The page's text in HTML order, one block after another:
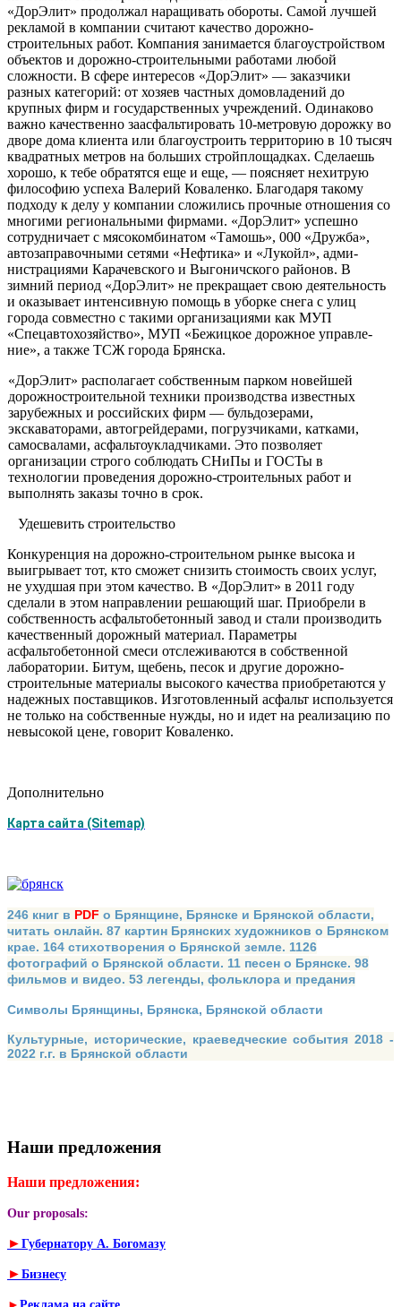
«ДорЭлит» продолжал наращи­вать обороты. Самой лучшей
рекламой в компании считают качество дорожно-
строительных работ. Компания занимается благоустройством
объектов и дорожно-строительными работами любой
сложности. В сфере интересов «ДорЭлит» — заказчики
разных категорий: от хозяев частных домовладений до
крупных фирм и государственных учрежде­ний. Одинаково
важно качественно заасфальтировать 10-метровую до­рожку во
дворе дома клиента или благоустроить территорию в 10 тысяч
квадратных метров на больших стройплощадках. Сделаешь
хорошо, к тебе обратятся еще и еще, — поясняет нехитрую
философию успе­ха Валерий Коваленко. Благодаря такому
подходу к делу у компании сложились прочные отношения со
многими региональными фирмами. «ДорЭлит» успешно
сотрудничает с мясокомбинатом «Тамошь», 000 «Дружба»,
автозаправочными сетями «Нефтика» и «Лукойл», адми­
нистрациями Карачевского и Выгоничского районов. В
зимний период «ДорЭлит» не прекращает свою деятельность
и оказывает интенсивную помощь в уборке снега с улиц
города совместно с такими организация­ми как МУП
«Спецавтохозяйство», МУП «Бежицкое дорожное управле­
ние», а также ТСЖ города Брянска.
«ДорЭлит» располагает собственным парком новейшей
дорожно­строительной техники производства известных
зарубежных и россий­ских фирм — бульдозерами,
экскаваторами, автогрейдерами, погруз­чиками, катками,
самосвалами, асфальтоукладчиками. Это позволяет
организации строго соблюдать СНиПы и ГОСТы в
технологии проведе­ния дорожно-строительных работ и
выполнять заказы точно в срок.
Удешевить строительство
Конкуренция на дорожно-строительном рынке высока и
выигры­вает тот, кто сможет снизить стоимость своих услуг,
не ухудшая при этом качество. В «ДорЭлит» в 2011 году
сделали в этом направлении решающий шаг. Приобрели в
собственность асфальтобетонный завод и стали производить
качественный дорожный материал. Параметры
асфальтобетонной смеси отслеживаются в собственной
лаборатории. Битум, щебень, песок и другие дорожно-
строительные материалы высокого качества приобретаются у
надежных поставщиков. Изготов­ленный асфальт используется
не только на собственные нужды, но и идет на реализацию по
невысокой цене, говорит Коваленко.
Дополнительно
Карта сайта (Sitemap)
246 книг в PDF о Брянщине, Брянске и Брянской области,
читать онлайн. 87 картин Брянских художников о Брянском
крае. 164 стихотворения о Брянской земле. 1126
фотографий о Брянской области. 11 песен о Брянске. 98
фильмов и видео. 53 легенды, фольклора и предания
Символы Брянщины, Брянска, Брянской области
Культурные, исторические, краеведческие события 2018 -
2022 г.г. в Брянской области
Наши предложения
Наши предложения:
Our proposals:
► Губернатору А. Богомазу
► Бизнесу